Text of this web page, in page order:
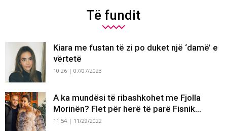
Të fundit
Kiara me fustan të zi po duket një ‘damë’ e
vërtetë
10:26 | 07/07/2023
A ka mundësi të ribashkohet me Fjolla
Morinën? Flet për herë të parë Fisnik...
11:54 | 11/29/2022